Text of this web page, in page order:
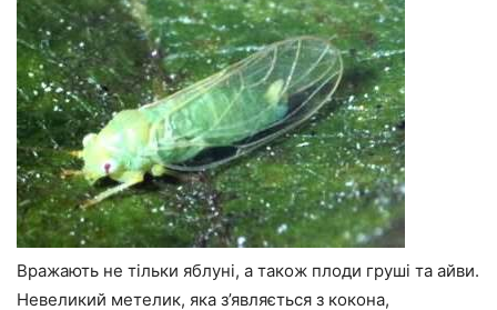
Вражають не тільки яблуні, а також плоди груші та айви.
Невеликий метелик, яка з’являється з кокона,